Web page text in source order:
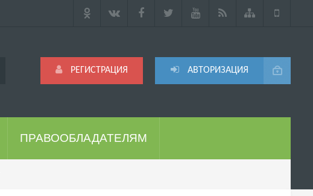
АВТОРИЗАЦИЯ
РЕГИСТРАЦИЯ
ПРАВООБЛАДАТЕЛЯМ